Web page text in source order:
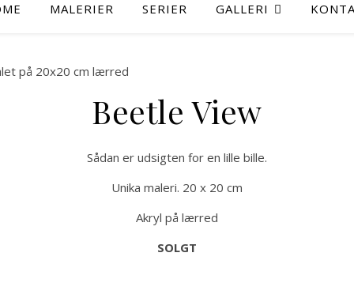
MALERIER SERIER GALLERI
Beetle View
Sådan er udsigten for en lille bille.
Unika maleri. 20 x 20 cm
Akryl på lærred
SOLGT